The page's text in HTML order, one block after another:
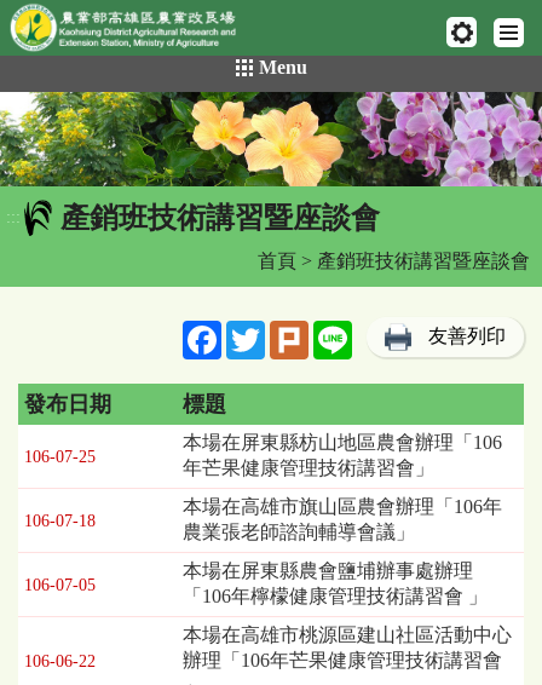
網頁置頂
到
主
要
內
容
區
Menu
::: 產銷班技術講習暨座談會
首頁 > 產銷班技術講習暨座談會
FacebookTwitterPlurk Line 友善列印
銷
班
技
習
暨
談
發布日期 標題
106-07-25
本場在屏東縣枋山地區農會辦理「106
年芒果健康管理技術講習會」
106-07-18
本場在高雄市旗山區農會辦理「106年
農業張老師諮詢輔導會議」
106-07-05
本場在屏東縣農會鹽埔辦事處辦理
「106年檸檬健康管理技術講習會 」
106-06-22
本場在高雄市桃源區建山社區活動中心
辦理「106年芒果健康管理技術講習會